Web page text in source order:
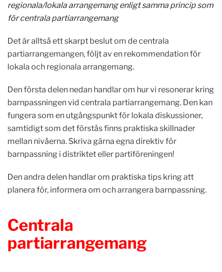
regionala/lokala arrangemang enligt samma princip som
för centrala partiarrangemang
Det är alltså ett skarpt beslut om de centrala
partiarrangemangen, följt av en rekommendation för
lokala och regionala arrangemang.
Den första delen nedan handlar om hur vi resonerar kring
barnpassningen vid centrala partiarrangemang. Den kan
fungera som en utgångspunkt för lokala diskussioner,
samtidigt som det förstås finns praktiska skillnader
mellan nivåerna. Skriva gärna egna direktiv för
barnpassning i distriktet eller partiföreningen!
Den andra delen handlar om praktiska tips kring att
planera för, informera om och arrangera barnpassning.
Centrala
partiarrangemang